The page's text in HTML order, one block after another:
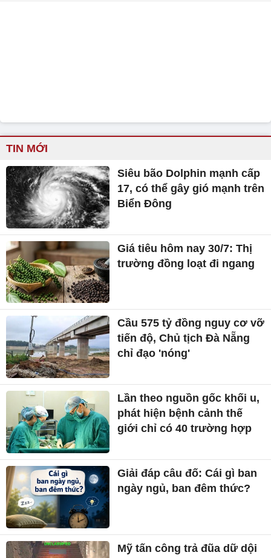
TIN MỚI
Siêu bão Dolphin mạnh cấp
17, có thể gây gió mạnh trên
Biển Đông
Giá tiêu hôm nay 30/7: Thị
trường đồng loạt đi ngang
Cầu 575 tỷ đồng nguy cơ vỡ
tiến độ, Chủ tịch Đà Nẵng
chỉ đạo 'nóng'
Lần theo nguồn gốc khối u,
phát hiện bệnh cảnh thế
giới chỉ có 40 trường hợp
Giải đáp câu đố: Cái gì ban
ngày ngủ, ban đêm thức?
Mỹ tấn công trả đũa dữ dội